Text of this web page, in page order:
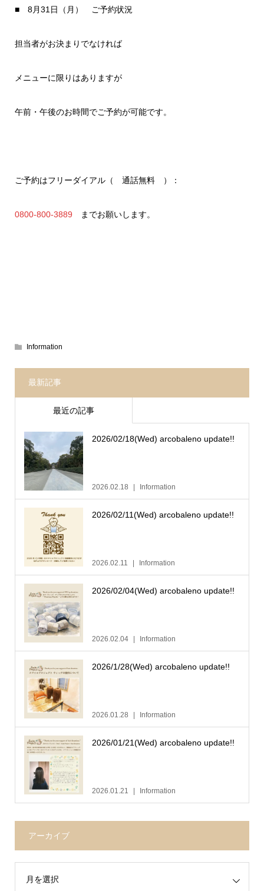
■ 8月31日（月） ご予約状況
担当者がお決まりでなければ
メニューに限りはありますが
午前・午後のお時間でご予約が可能です。
ご予約はフリーダイアル（ 通話無料 ）：
0800-800-3889 までお願いします。
Information
最新記事
最近の記事
2026/02/18(Wed) arcobaleno update!!
2026.02.18 Information
2026/02/11(Wed) arcobaleno update!!
2026.02.11 Information
2026/02/04(Wed) arcobaleno update!!
2026.02.04 Information
2026/1/28(Wed) arcobaleno update!!
2026.01.28 Information
2026/01/21(Wed) arcobaleno update!!
2026.01.21 Information
アーカイブ